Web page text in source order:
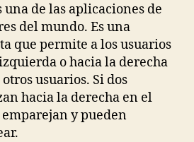
de las aplicaciones de
del mundo. Es una
que permite a los usuarios
o hacia la derecha
usuarios. Si dos
hacia la derecha en el
y pueden